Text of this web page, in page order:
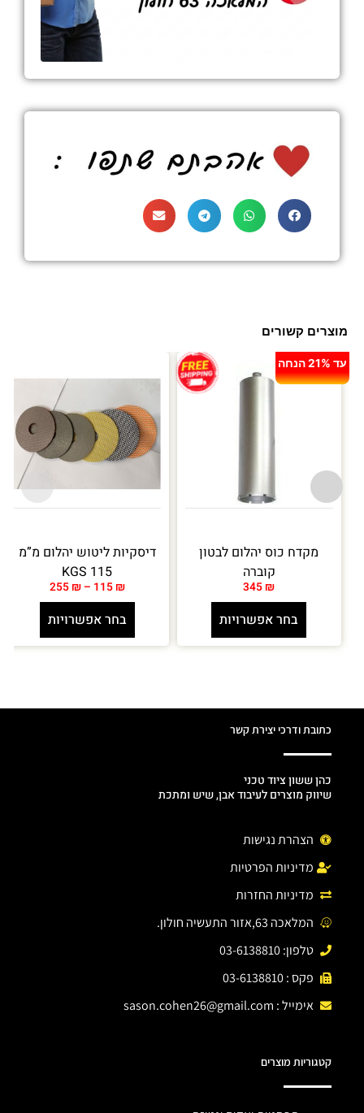
מוצרים קשורים
דיסקיות ליטוש יהלום מ”מ
115 KGS
115 ₪
–
255 ₪
בחר אפשרויות
עד 21% הנחה
מקדח כוס יהלום לבטון
קוברה
345 ₪
בחר אפשרויות
כתובת ודרכי יצירת קשר
כהן ששון ציוד טכני
שיווק מוצרים לעיבוד אבן, שיש ומתכת
הצהרת נגישות
מדיניות הפרטיות
מדיניות החזרות
המלאכה 63,אזור התעשיה חולון.
טלפון: 03-6138810
פקס : 03-6138810
אימייל : sason.cohen26@gmail.com
קטגוריות מוצרים